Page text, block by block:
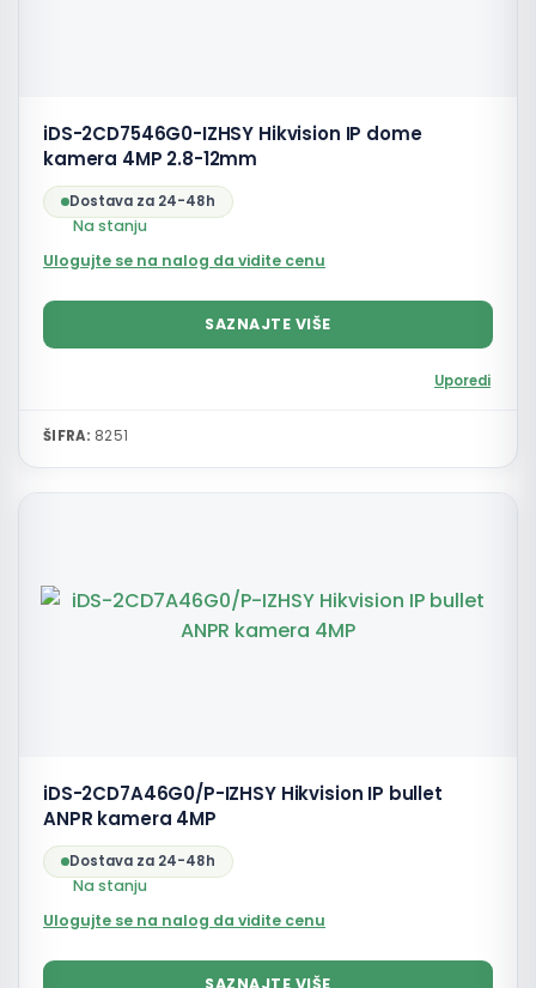
iDS-2CD7546G0-IZHSY Hikvision IP dome
kamera 4MP 2.8-12mm
Dostava za 24-48h
Na stanju
Ulogujte se na nalog da vidite cenu
SAZNAJTE VIŠE
Uporedi
ŠIFRA: 8251
iDS-2CD7A46G0/P-IZHSY Hikvision IP bullet
ANPR kamera 4MP
Dostava za 24-48h
Na stanju
Ulogujte se na nalog da vidite cenu
SAZNAJTE VIŠE